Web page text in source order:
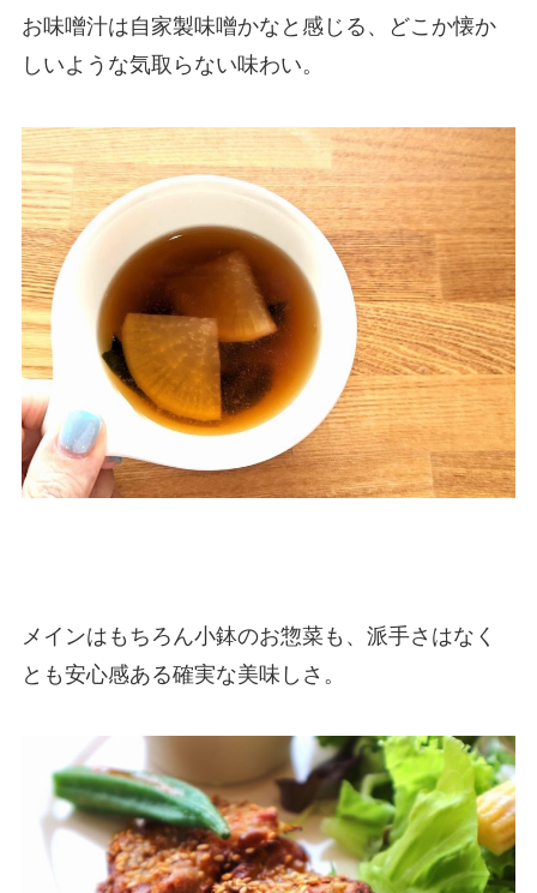
お味噌汁は自家製味噌かなと感じる、どこか懐か
しいような気取らない味わい。
メインはもちろん小鉢のお惣菜も、派手さはなく
とも安心感ある確実な美味しさ。